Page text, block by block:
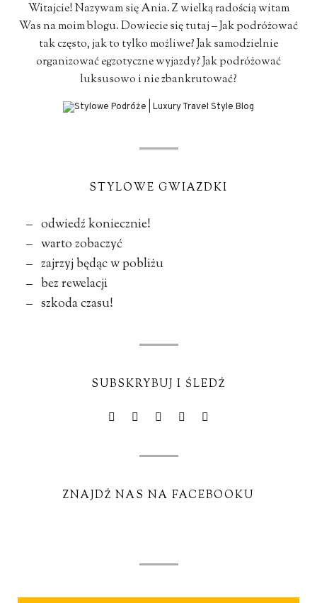
Witajcie! Nazywam się Ania. Z wielką radością witam
Was na moim blogu. Dowiecie się tutaj – Jak podróżować
tak często, jak to tylko możliwe? Jak samodzielnie
organizować egzotyczne wyjazdy? Jak podróżować
luksusowo i nie zbankrutować?
STYLOWE GWIAZDKI
– odwiedź koniecznie!
– warto zobaczyć
– zajrzyj będąc w pobliżu
– bez rewelacji
– szkoda czasu!
SUBSKRYBUJ I ŚLEDŹ
ZNAJDŹ NAS NA FACEBOOKU